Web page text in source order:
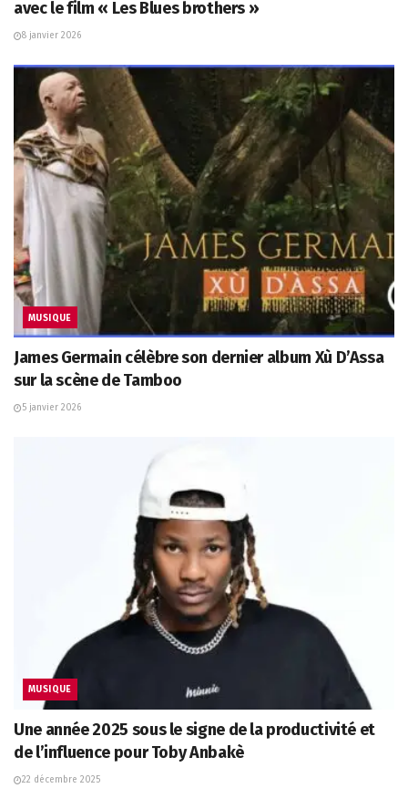
avec le film « Les Blues brothers »
8 janvier 2026
MUSIQUE
James Germain célèbre son dernier album Xù D’Assa
sur la scène de Tamboo
5 janvier 2026
MUSIQUE
Une année 2025 sous le signe de la productivité et
de l’influence pour Toby Anbakè
22 décembre 2025